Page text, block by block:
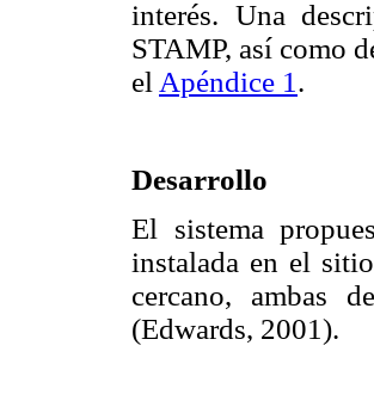
interés. Una
STAMP, así como
el Apéndice 1 .
Desarrollo
El sistema
instalada en el
cercano, ambas
(Edwards, 2001).